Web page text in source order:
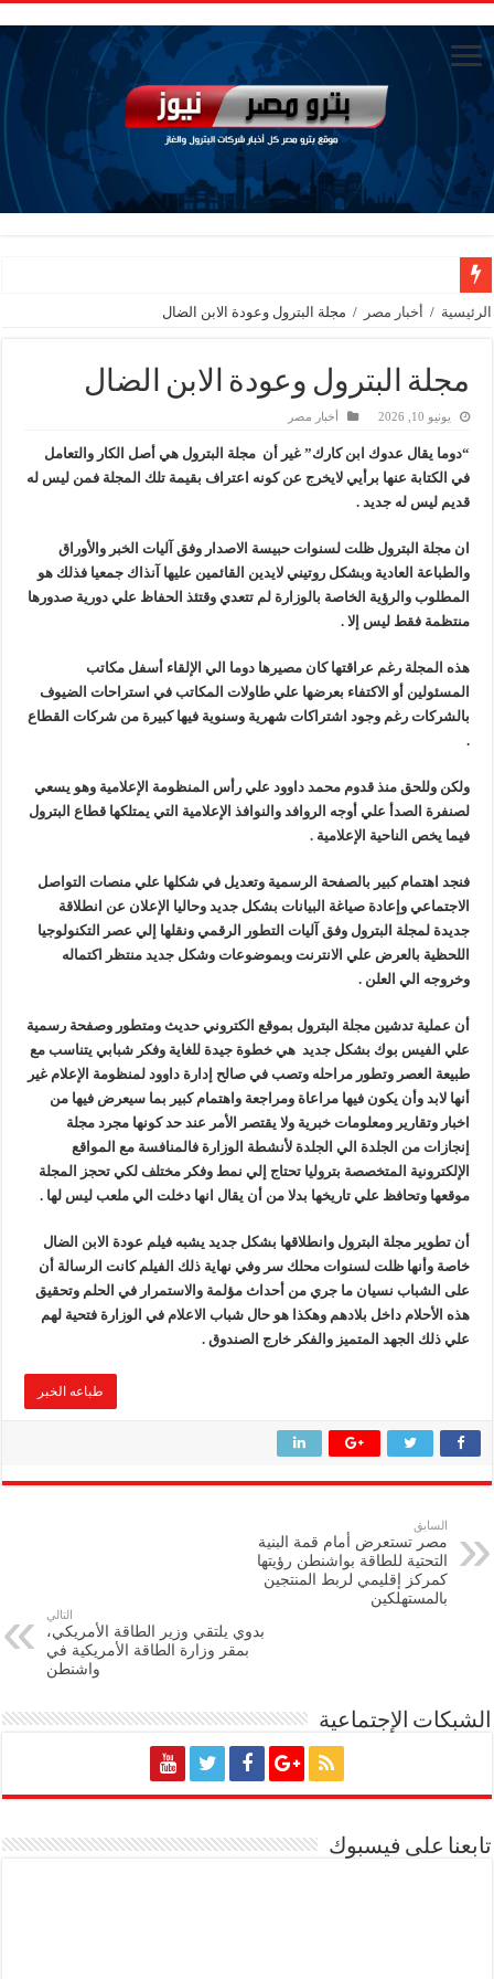
رئيسا العامة وبترومنت في زيارة لحقول ابوسنان
وزير البترول يتابع انتاج حقل البركة في اسوان
النيل للبترول» تحصد شهادة «ISO 39001» لنظام إدارة السلامة المرورية بجهود ذاتية
إنجاز بحري جديد … PMS تنهي أعمال إنزال الخطوط البحرية الثلاث بمشروع المرحلة الرابعة لتنمية حقل غاز كاموس البحري التابع لشركة شمال سيناء للبترول
هدوء اعلامي في وزارة البترول
محمود ناجي : لولا جهود الوزارة في عامين كان الغاز وصل 2مليار قدم يوميا
وفاء علي : سداد ديون الشركاء ليس بالأمر الهين وجذبنا 19 مليار دولار استثمارات
رئيس القابضة للبتروكيماويات يتفقد مصنع ووتك لإنتاج الواح MDF الخشبية من قش الأرز
الرئيسية / أخبار مصر / مجلة البترول وعودة الابن الضال
مجلة البترول وعودة الابن الضال
يونيو 10, 2026 أخبار مصر
“دوما يقال عدوك ابن كارك” غير أن مجلة البترول هي أصل الكار والتعامل
في الكتابة عنها برأيي لايخرج عن كونه اعتراف بقيمة تلك المجلة فمن ليس له
قديم ليس له جديد .
ان مجلة البترول ظلت لسنوات حبيسة الاصدار وفق آليات الخبر والأوراق
والطباعة العادية وبشكل روتيني لايدين القائمين عليها آنذاك جمعيا فذلك هو
المطلوب والرؤية الخاصة بالوزارة لم تتعدي وقتئذ الحفاظ علي دورية صدورها
منتظمة فقط ليس إلا .
هذه المجلة رغم عراقتها كان مصيرها دوما الي الإلقاء أسفل مكاتب
المسئولين أو الاكتفاء بعرضها علي طاولات المكاتب في استراحات الضيوف
بالشركات رغم وجود اشتراكات شهرية وسنوية فيها كبيرة من شركات القطاع
.
ولكن وللحق منذ قدوم محمد داوود علي رأس المنظومة الإعلامية وهو يسعي
لصنفرة الصدأ علي أوجه الروافد والنوافذ الإعلامية التي يمتلكها قطاع البترول
فيما يخص الناحية الإعلامية .
فنجد اهتمام كبير بالصفحة الرسمية وتعديل في شكلها علي منصات التواصل
الاجتماعي وإعادة صياغة البيانات بشكل جديد وحاليا الإعلان عن انطلاقة
جديدة لمجلة البترول وفق آليات التطور الرقمي ونقلها إلي عصر التكنولوجيا
اللحظية بالعرض علي الانترنت وبموضوعات وشكل جديد منتظر اكتماله
وخروجه الي العلن .
أن عملية تدشين مجلة البترول بموقع الكتروني حديث ومتطور وصفحة رسمية
علي الفيس بوك بشكل جديد هي خطوة جيدة للغاية وفكر شبابي يتناسب مع
طبيعة العصر وتطور مراحله وتصب في صالح إدارة داوود لمنظومة الإعلام غير
أنها لابد وأن يكون فيها مراعاة ومراجعة واهتمام كبير بما سيعرض فيها من
اخبار وتقارير ومعلومات خبرية ولا يقتصر الأمر عند حد كونها مجرد مجلة
إنجازات من الجلدة الي الجلدة لأنشطة الوزارة فالمنافسة مع المواقع
الإلكترونية المتخصصة بتروليا تحتاج إلي نمط وفكر مختلف لكي تحجز المجلة
موقعها وتحافظ علي تاريخها بدلا من أن يقال انها دخلت الي ملعب ليس لها .
أن تطوير مجلة البترول وانطلاقها بشكل جديد يشبه فيلم عودة الابن الضال
خاصة وأنها ظلت لسنوات محلك سر وفي نهاية ذلك الفيلم كانت الرسالة أن
على الشباب نسيان ما جري من أحداث مؤلمة والاستمرار في الحلم وتحقيق
هذه الأحلام داخل بلادهم وهكذا هو حال شباب الاعلام في الوزارة فتحية لهم
علي ذلك الجهد المتميز والفكر خارج الصندوق .
طباعه الخبر
السابق
مصر تستعرض أمام قمة البنية
التحتية للطاقة بواشنطن رؤيتها
كمركز إقليمي لربط المنتجين
بالمستهلكين
التالي
بدوي يلتقي وزير الطاقة الأمريكي،
بمقر وزارة الطاقة الأمريكية في
واشنطن
الشبكات الإجتماعية
تابعنا على فيسبوك